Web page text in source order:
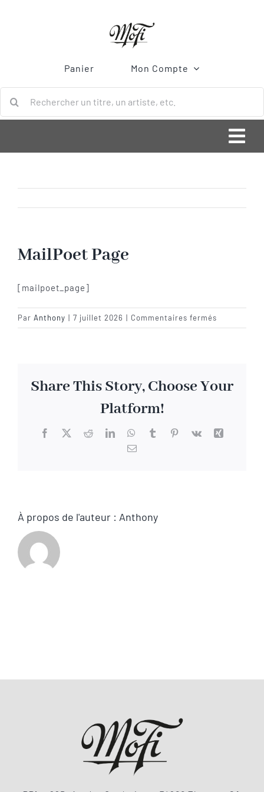
Panier Mon Compte
Bonnes Affaires
Vinyle
SACD
Coffrets
MailPoet Page
[mailpoet_page]
Par Anthony | 7 juillet 2026 | Commentaires fermés
MailPoet
Share This Story, Choose Your
Platform!
Facebook Reddit LinkedInWhatsApp
TumblrPinterest
Vk
Email
À propos de l'auteur : Anthony